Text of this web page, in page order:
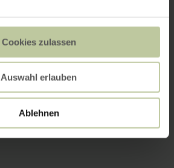
Cookies zulassen
Auswahl erlauben
Ablehnen